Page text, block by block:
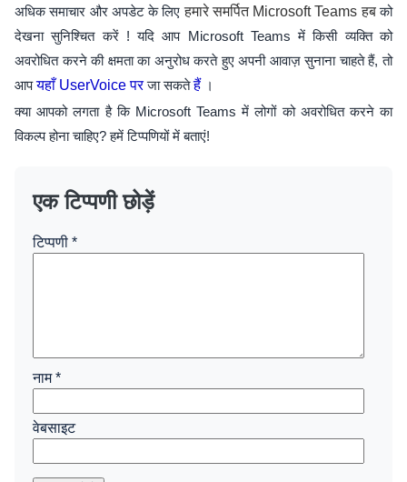
अधिक समाचार और अपडेट के लिएहमारे समर्पित Microsoft Teams हबको
देखना सुनिश्चित करें ! यदि आप Microsoft Teams में किसी व्यक्ति को
अवरोधित करने की क्षमता का अनुरोध करते हुए अपनी आवाज़ सुनाना चाहते हैं, तो
आपयहाँ UserVoice परजा सकतेहैं ।
क्या आपको लगता है कि Microsoft Teams में लोगों को अवरोधित करने का
विकल्प होना चाहिए? हमें टिप्पणियों में बताएं!
एक टिप्पणी छोड़ें
टिप्पणी *
नाम*
वेबसाइट